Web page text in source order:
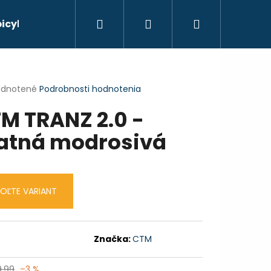
Hľadať Prihlásenie
Podrobnosti hodnotenia
TRANZ 2.0 -
modrosivá
VARIANT
Značka:CTMNasledujúce